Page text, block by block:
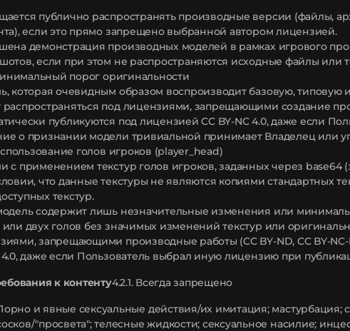
публично распространять производные версии (файлы,
если это прямо запрещено выбранной автором лицензией.
демонстрация производных моделей в рамках игрового
если при этом не распространяются исходные файлы или
порог оригинальности
которая очевидным образом воспроизводит базовую,
под лицензиями, запрещающими создание
публикуются под лицензией CC BY-NC 4.0, даже если
о признании модели тривиальной принимает Владелец или
голов игроков (player_head)
с применением текстур голов игроков, заданных через
что данные текстуры не являются копиями стандартных
текстур.
содержит лишь незначительные изменения или
двух голов без значимых изменений текстур или
запрещающими производные работы (CC BY-ND, CC BY-
4.0, даже если Пользователь выбрал иную лицензию при
к контенту4.2.1. Всегда запрещено
и явные сексуальные действия/их имитация; мастурбация;
"просвета"; телесные жидкости; сексуальное насилие;